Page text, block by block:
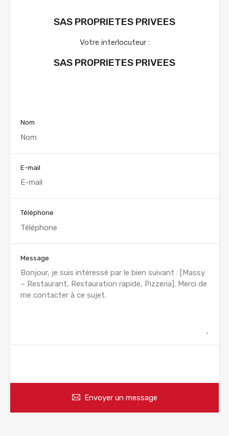
SAS PROPRIETES PRIVEES
Votre interlocuteur :
SAS PROPRIETES PRIVEES
Nom
E-mail
Téléphone
Message
Envoyer un message